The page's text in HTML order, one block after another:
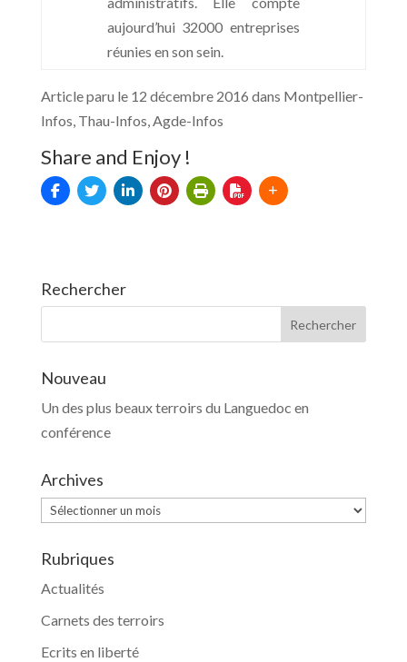
aujourd’hui 32000 entreprises
réunies en son sein.
Article paru le 12 décembre 2016 dans Montpellier-
Infos, Thau-Infos, Agde-Infos
Share and Enjoy !
Rechercher
Nouveau
Un des plus beaux terroirs du Languedoc en
conférence
Archives
Archives
Rubriques
Actualités
Carnets des terroirs
Ecrits en liberté